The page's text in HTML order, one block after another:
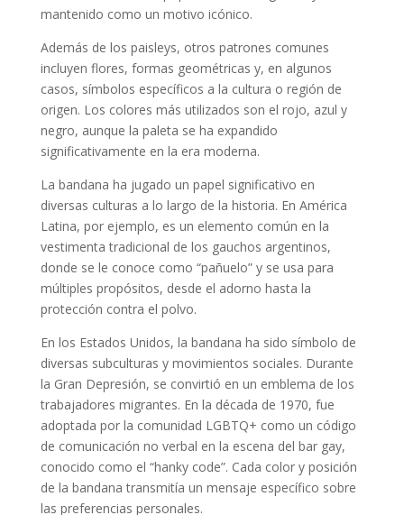
mantenido como un motivo icónico.
Además de los paisleys, otros patrones comunes
incluyen flores, formas geométricas y, en algunos
casos, símbolos específicos a la cultura o región de
origen. Los colores más utilizados son el rojo, azul y
negro, aunque la paleta se ha expandido
significativamente en la era moderna.
La bandana ha jugado un papel significativo en
diversas culturas a lo largo de la historia. En América
Latina, por ejemplo, es un elemento común en la
vestimenta tradicional de los gauchos argentinos,
donde se le conoce como “pañuelo” y se usa para
múltiples propósitos, desde el adorno hasta la
protección contra el polvo.
En los Estados Unidos, la bandana ha sido símbolo de
diversas subculturas y movimientos sociales. Durante
la Gran Depresión, se convirtió en un emblema de los
trabajadores migrantes. En la década de 1970, fue
adoptada por la comunidad LGBTQ+ como un código
de comunicación no verbal en la escena del bar gay,
conocido como el “hanky code”. Cada color y posición
de la bandana transmitía un mensaje específico sobre
las preferencias personales.